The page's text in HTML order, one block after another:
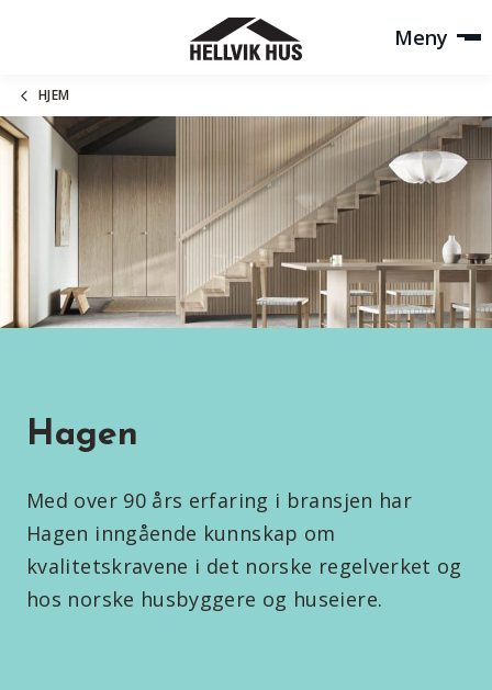
Meny
HJEM
Hagen
Med over 90 års erfaring i bransjen har
Hagen inngående kunnskap om
kvalitetskravene i det norske regelverket og
hos norske husbyggere og huseiere.